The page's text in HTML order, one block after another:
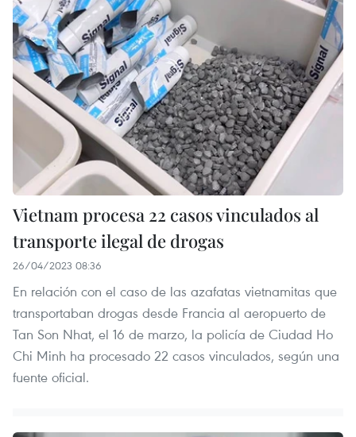
Vietnam procesa 22 casos vinculados al
transporte ilegal de drogas
26/04/2023 08:36
En relación con el caso de las azafatas vietnamitas que
transportaban drogas desde Francia al aeropuerto de
Tan Son Nhat, el 16 de marzo, la policía de Ciudad Ho
Chi Minh ha procesado 22 casos vinculados, según una
fuente oficial.